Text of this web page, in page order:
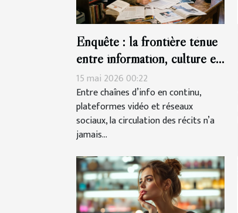
Enquête : la frontière ténue
entre information, culture et
manipulation
15 mai 2026 00:22
Entre chaînes d’info en continu,
plateformes vidéo et réseaux
sociaux, la circulation des récits n’a
jamais...